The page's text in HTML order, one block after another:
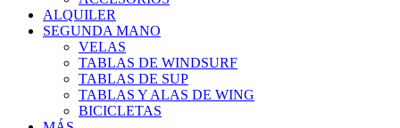
ALQUILER
SEGUNDA MANO
VELAS
TABLAS DE WINDSURF
TABLAS DE SUP
TABLAS Y ALAS DE WING
BICICLETAS